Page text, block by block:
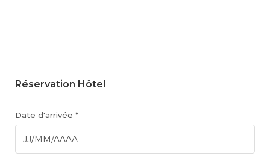
Réservation Hôtel
Date d'arrivée *